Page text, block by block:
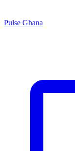
Pulse Ghana